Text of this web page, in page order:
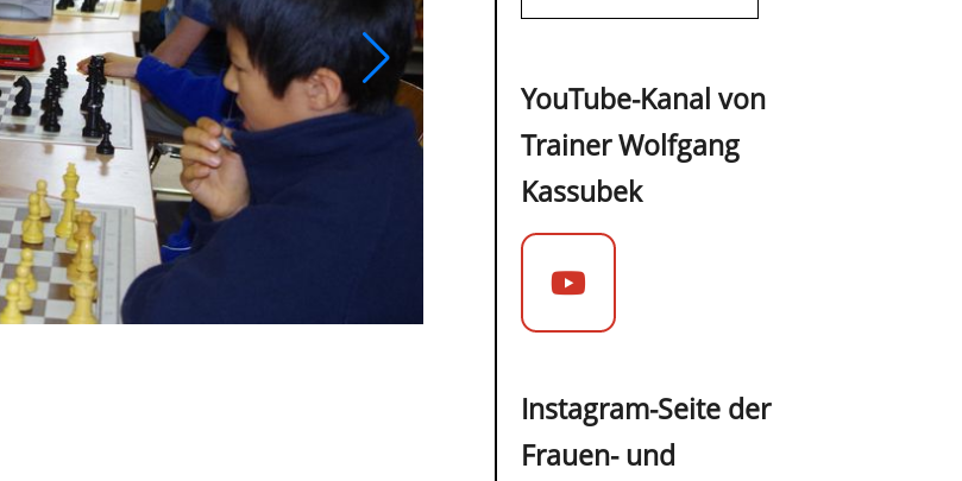
YouTube-Kanal von
Trainer Wolfgang
Kassubek
Instagram-Seite der
Frauen- und